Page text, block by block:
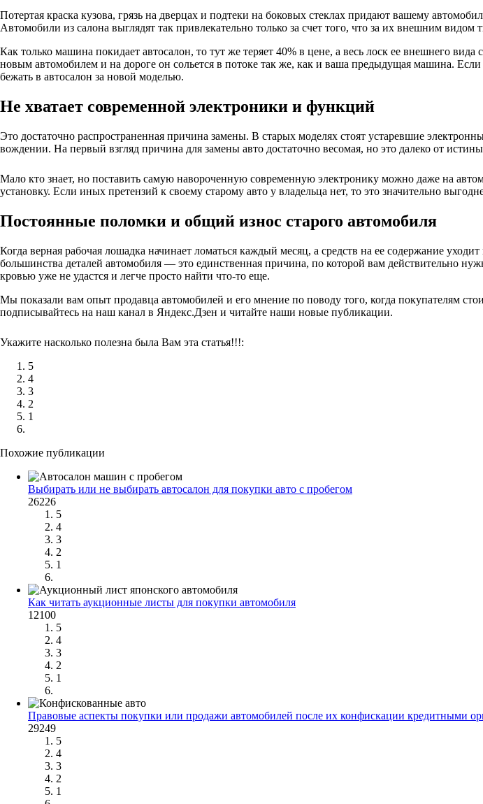
Потертая краска кузова, грязь на дверцах и подтеки на боковых стеклах придают вашему
Автомобили из салона выглядят так привлекательно только за счет того, что за их внешним
Как только машина покидает автосалон, то тут же теряет 40% в цене, а весь лоск ее внешнего
новым автомобилем и на дороге он сольется в потоке так же, как и ваша предыдущая машина.
бежать в автосалон за новой моделью.
Не хватает современной электроники и функций
Это достаточно распространенная причина замены. В старых моделях стоят устаревшие
вождении. На первый взгляд причина для замены авто достаточно весомая, но это далеко от
Мало кто знает, но поставить самую навороченную современную электронику можно даже на
установку. Если иных претензий к своему старому авто у владельца нет, то это значительно
Постоянные поломки и общий износ старого автомобиля
Когда верная рабочая лошадка начинает ломаться каждый месяц, а средств на ее содержание
большинства деталей автомобиля — это единственная причина, по которой вам действительно
кровью уже не удастся и легче просто найти что-то еще.
Мы показали вам опыт продавца автомобилей и его мнение по поводу того, когда покупателям
подписывайтесь на наш канал в Яндекс.Дзен и читайте наши новые публикации.
Укажите насколько полезна была Вам эта статья!!!:
5
4
3
2
1
Похожие публикации
Выбирать или не выбирать автосалон для покупки авто с пробегом
26226
5
4
3
2
1
Как читать аукционные листы для покупки автомобиля
12100
5
4
3
2
1
Правовые аспекты покупки или продажи автомобилей после их конфискации кредитными
29249
5
4
3
2
1